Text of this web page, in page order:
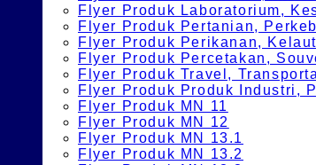
Flyer Produk Laboratorium,
Flyer Produk Pertanian,
Flyer Produk Perikanan,
Flyer Produk Percetakan,
Flyer Produk Travel,
Flyer Produk Produk Industri,
Flyer Produk MN 11
Flyer Produk MN 12
Flyer Produk MN 13.1
Flyer Produk MN 13.2